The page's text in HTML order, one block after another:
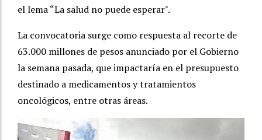
el lema “La salud no puede esperar".
La convocatoria surge como respuesta al recorte de
63.000 millones de pesos anunciado por el Gobierno
la semana pasada, que impactaría en el presupuesto
destinado a medicamentos y tratamientos
oncológicos, entre otras áreas.